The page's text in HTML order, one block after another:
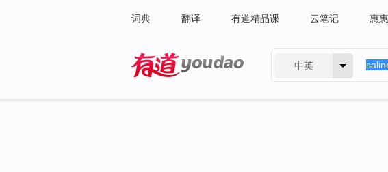
词典 翻译 有道精品课 云笔记 惠惠
中英